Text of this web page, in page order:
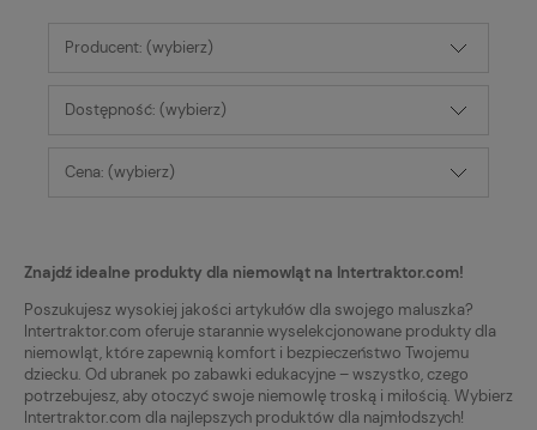
Producent: (wybierz)
Dostępność: (wybierz)
Cena: (wybierz)
Znajdź idealne produkty dla niemowląt na Intertraktor.com!
Poszukujesz wysokiej jakości artykułów dla swojego maluszka?
Intertraktor.com oferuje starannie wyselekcjonowane produkty dla
niemowląt, które zapewnią komfort i bezpieczeństwo Twojemu
dziecku. Od ubranek po zabawki edukacyjne – wszystko, czego
potrzebujesz, aby otoczyć swoje niemowlę troską i miłością. Wybierz
Intertraktor.com dla najlepszych produktów dla najmłodszych!